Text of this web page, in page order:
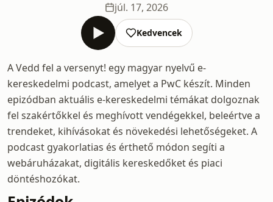
júl. 17, 2026
Kedvencek
A Vedd fel a versenyt! egy magyar nyelvű e-
kereskedelmi podcast, amelyet a PwC készít. Minden
epizódban aktuális e-kereskedelmi témákat dolgoznak
fel szakértőkkel és meghívott vendégekkel, beleértve a
trendeket, kihívásokat és növekedési lehetőségeket. A
podcast gyakorlatias és érthető módon segíti a
webáruházakat, digitális kereskedőket és piaci
döntéshozókat.